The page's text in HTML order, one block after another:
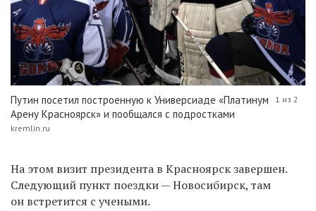
Путин посетил построенную к Универсиаде «Платинум
Арену Красноярск» и пообщался с подростками
kremlin.ru
1 из 2
На этом визит президента в Красноярск завершен.
Следующий пункт поездки — Новосибирск, там
он встретится с учеными.